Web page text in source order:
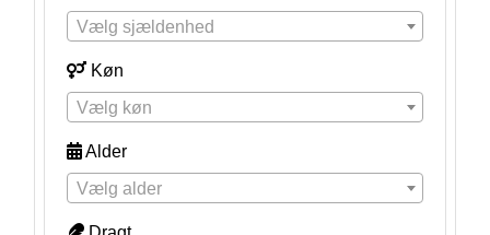
Vælg sjældenhed
Køn
Vælg køn
Alder
Vælg alder